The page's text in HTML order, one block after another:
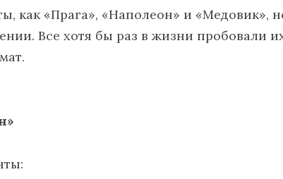
как «Прага», «Наполеон» и «Медовик»,
Все хотя бы раз в жизни пробовали